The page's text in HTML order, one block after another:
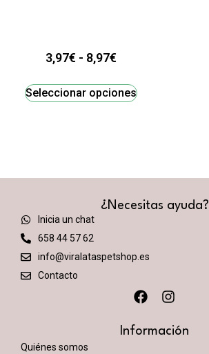
3,97€ - 8,97€
Seleccionar opciones
¿Necesitas ayuda?
Inicia un chat
658 44 57 62
info@viralataspetshop.es
Contacto
Información
Quiénes somos